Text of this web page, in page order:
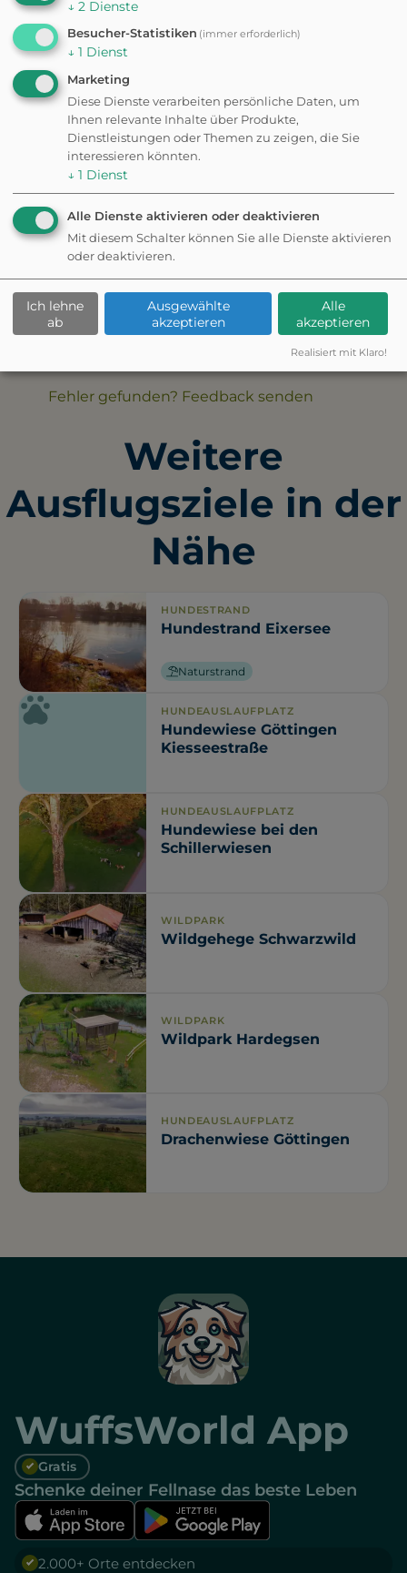
5
3
aus 1 Bewertungen
Die Hundewiese bietet viel Platz
zum Toben und Spielen für die
Vierbeiner.
✦ Eigene Bewertung schreiben
Fehler gefunden? Feedback senden
Weitere
Ausflugsziele in der
Nähe
HUNDESTRAND
Hundestrand Eixersee
Naturstrand
HUNDEAUSLAUFPLATZ
Hundewiese Göttingen
Kiesseestraße
HUNDEAUSLAUFPLATZ
Hundewiese bei den
Schillerwiesen
WILDPARK
Wildgehege Schwarzwild
WILDPARK
Wildpark Hardegsen
HUNDEAUSLAUFPLATZ
Drachenwiese Göttingen
WuffsWorld App
Gratis
Schenke deiner Fellnase das beste Leben
2.000+ Orte entdecken
↓ 2 Dienste
Besucher-Statistiken (immer erforderlich)
↓ 1 Dienst
Marketing
Diese Dienste verarbeiten persönliche Daten, um
Ihnen relevante Inhalte über Produkte,
Dienstleistungen oder Themen zu zeigen, die Sie
interessieren könnten.
↓ 1 Dienst
Alle Dienste aktivieren oder deaktivieren
Mit diesem Schalter können Sie alle Dienste aktivieren
oder deaktivieren.
Ich lehne
ab
Ausgewählte
akzeptieren
Alle
akzeptieren
Realisiert mit Klaro!